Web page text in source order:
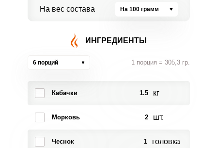
На вес состава На 100 грамм
ИНГРЕДИЕНТЫ
6 порций 1 порция = 305,3 гр.
Кабачки 1.5 кг
Морковь 2 шт.
Чеснок 1 головка